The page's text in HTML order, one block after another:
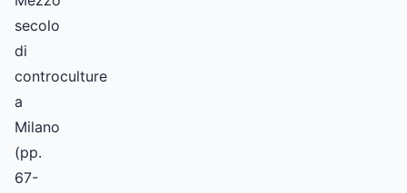
secolo
di
controculture
a
Milano
(pp.
67-